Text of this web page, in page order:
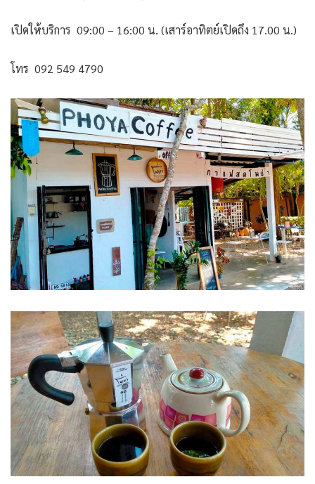
เปิดให้บริการ 09:00 – 16:00 น. (เสาร์อาทิตย์เปิดถึง 17.00 น.)
โทร 092 549 4790